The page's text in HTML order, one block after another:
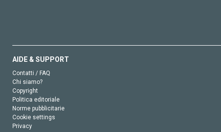
AIDE & SUPPORT
Contatti / FAQ
Chi siamo?
Copyright
Politica editoriale
Norme pubblicitarie
Cookie settings
Privacy